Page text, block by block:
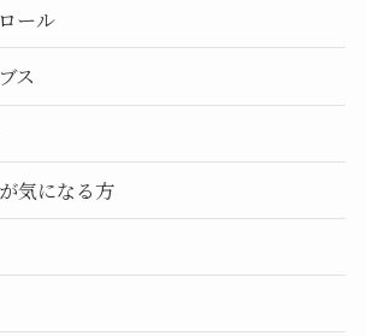
ール
ス
気になる方